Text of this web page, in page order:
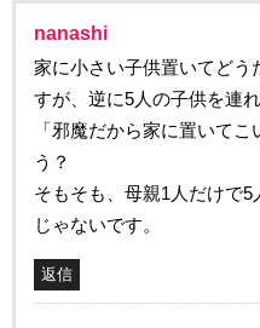
nanashi
家に小さい子供置いてどう
すが、逆に5人の子供を連
「邪魔だから家に置いて
う？
そもそも、母親1人だけで
じゃないです。
返信